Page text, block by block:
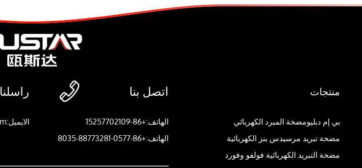
منتجات
بي إم دبليومضخة المبرد الكهربائي
مضخة تبريد مرسيدس بنز الكهربائية
مضخة التبريد الكهربائية فولفو وفورد
 اتصل بنا
الهاتف:+86-15257702109
الهاتف:+86-0577-88773281-8035
الايميل:sales3@oustar.com